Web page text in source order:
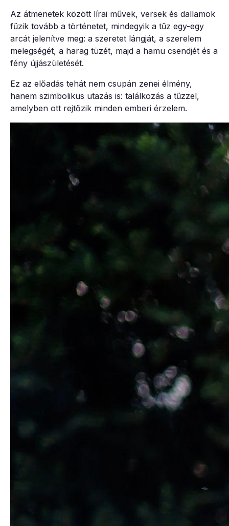
Az átmenetek között lírai művek, versek és dallamok
fűzik tovább a történetet, mindegyik a tűz egy-egy
arcát jelenítve meg: a szeretet lángját, a szerelem
melegségét, a harag tüzét, majd a hamu csendjét és a
fény újjászületését.
Ez az előadás tehát nem csupán zenei élmény,
hanem szimbolikus utazás is: találkozás a tűzzel,
amelyben ott rejtőzik minden emberi érzelem.